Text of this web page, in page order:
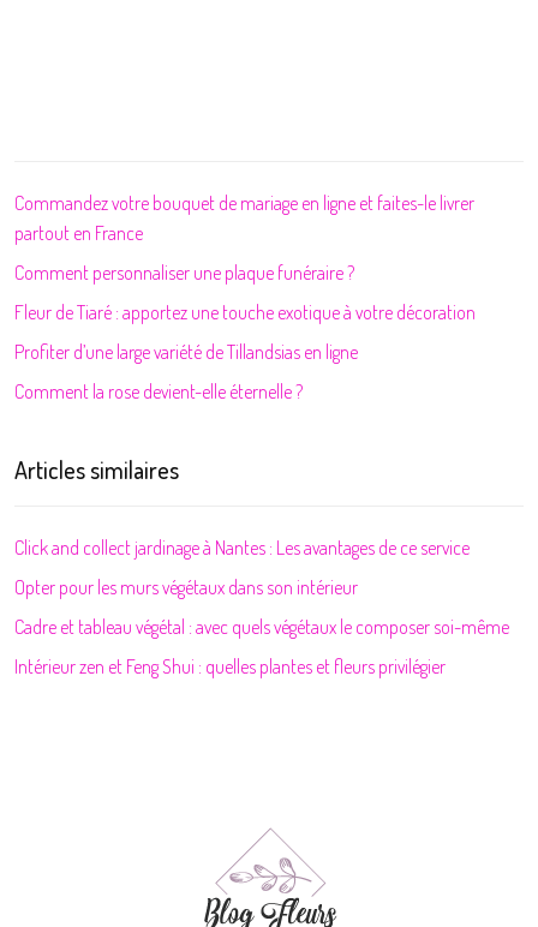
Commandez votre bouquet de mariage en ligne et faites-le livrer
partout en France
Comment personnaliser une plaque funéraire ?
Fleur de Tiaré : apportez une touche exotique à votre décoration
Profiter d’une large variété de Tillandsias en ligne
Comment la rose devient-elle éternelle ?
Articles similaires
Click and collect jardinage à Nantes : Les avantages de ce service
Opter pour les murs végétaux dans son intérieur
Cadre et tableau végétal : avec quels végétaux le composer soi-même
Intérieur zen et Feng Shui : quelles plantes et fleurs privilégier